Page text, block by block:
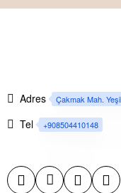
Adres Çakmak Mah.
Tel +908504410148